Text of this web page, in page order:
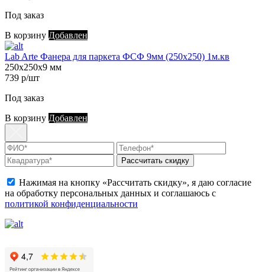
Под заказ
В корзину Добавлен
Lab Arte Фанера для паркета ФСФ 9мм (250х250) 1м.кв
250х250х9 мм
739 р/шт
Под заказ
В корзину Добавлен
Рассчитать скидку
Нажимая на кнопку «Рассчитать скидку», я даю согласие
на обработку персональных данных и соглашаюсь с
политикой конфиденциальности